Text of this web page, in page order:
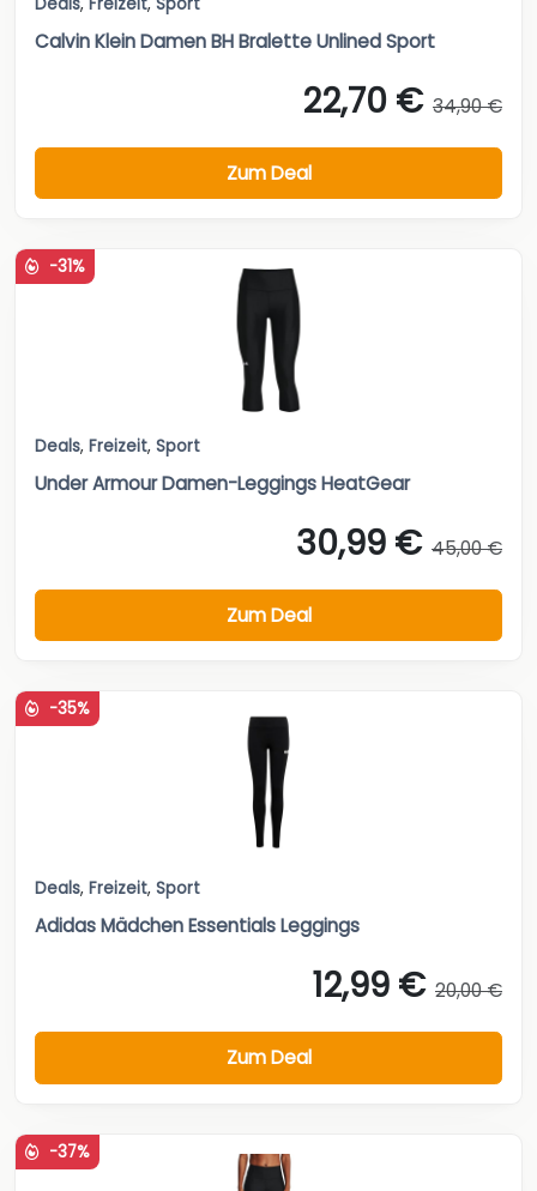
Calvin Klein Damen BH Bralette Unlined Sport
22,70 € 34,90 €
Zum Deal
-31%
Deals, Freizeit, Sport
Under Armour Damen-Leggings HeatGear
30,99 € 45,00 €
Zum Deal
-35%
Deals, Freizeit, Sport
Adidas Mädchen Essentials Leggings
12,99 € 20,00 €
Zum Deal
-37%